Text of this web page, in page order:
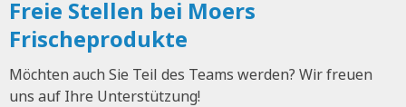
Freie Stellen bei Moers
Frischeprodukte
Möchten auch Sie Teil des Teams werden? Wir freuen
uns auf Ihre Unterstützung!